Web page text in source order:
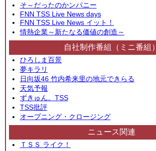
そ～だったのかンパニー
FNN TSS Live News days
FNN TSS Live News イット！
情熱企業～新たなる価値の創造～
自社制作番組（ミニ番組）
ひろしま百景
夢キラリ
日向坂46 竹内希来里の地元できらる
天気予報
ずきゅん。TSS
TSS批評
オープニング・クロージング
ニュース関連
ＴＳＳ ライク！